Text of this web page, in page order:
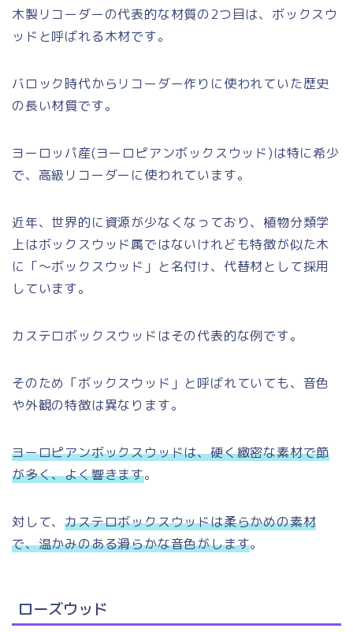
木製リコーダーの代表的な材質の2つ目は、ボックスウ
ッドと呼ばれる木材です。
バロック時代からリコーダー作りに使われていた歴史
の長い材質です。
ヨーロッパ産(ヨーロピアンボックスウッド)は特に希少
で、高級リコーダーに使われています。
近年、世界的に資源が少なくなっており、植物分類学
上はボックスウッド属ではないけれども特徴が似た木
に「～ボックスウッド」と名付け、代替材として採用
しています。
カステロボックスウッドはその代表的な例です。
そのため「ボックスウッド」と呼ばれていても、音色
や外観の特徴は異なります。
ヨーロピアンボックスウッドは、硬く緻密な素材で節
が多く、よく響きます。
対して、カステロボックスウッドは柔らかめの素材
で、温かみのある滑らかな音色がします。
ローズウッド